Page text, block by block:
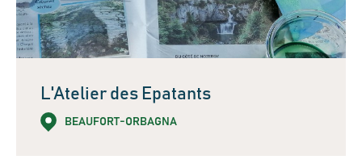
L'Atelier des Epatants
BEAUFORT-ORBAGNA